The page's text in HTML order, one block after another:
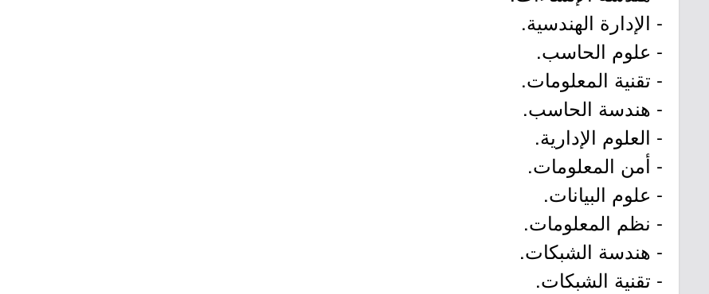
- الإدارة الهندسية.
- علوم الحاسب.
- تقنية المعلومات.
- هندسة الحاسب.
- العلوم الإدارية.
- أمن المعلومات.
- علوم البيانات.
- نظم المعلومات.
- هندسة الشبكات.
- تقنية الشبكات.